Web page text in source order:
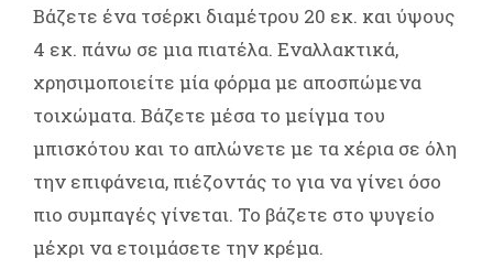
Βάζετε ένα τσέρκι διαμέτρου 20 εκ. και ύψους
4 εκ. πάνω σε μια πιατέλα. Εναλλακτικά,
χρησιμοποιείτε μία φόρμα με αποσπώμενα
τοιχώματα. Βάζετε μέσα το μείγμα του
μπισκότου και το απλώνετε με τα χέρια σε όλη
την επιφάνεια, πιέζοντάς το για να γίνει όσο
πιο συμπαγές γίνεται. Το βάζετε στο ψυγείο
μέχρι να ετοιμάσετε την κρέμα.